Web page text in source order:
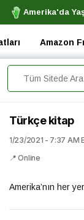
Amerika'da
Amazon
Türkçe kitap
1/23/2021 - 7:37 AM
📍 Online
Amerika’nın her